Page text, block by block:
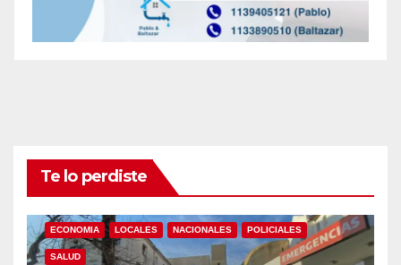
Te lo perdiste
ECONOMIA LOCALES NACIONALES POLICIALES
SALUD